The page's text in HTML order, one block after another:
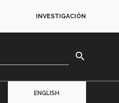
INVESTIGACIÓN
search
ENGLISH